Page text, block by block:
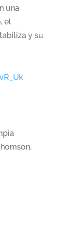
una
el
y su